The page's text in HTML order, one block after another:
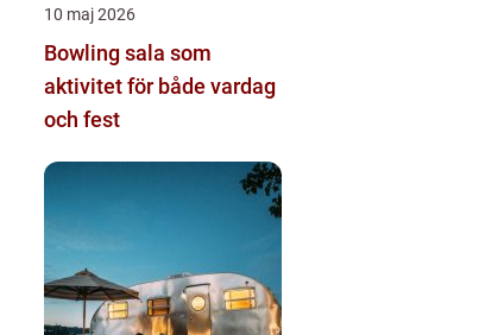
10 maj 2026
Bowling sala som
aktivitet för både vardag
och fest